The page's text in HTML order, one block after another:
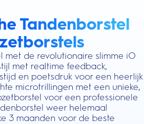
Tandenborstel
met de revolutionaire slimme iO
met realtime feedback,
en poetsdruk voor een heerlijk
microtrillingen met een unieke,
voor een professionele
weer helemaal
3 maanden voor de beste